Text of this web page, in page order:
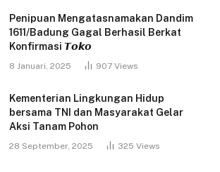
Penipuan Mengatasnamakan Dandim
1611/Badung Gagal Berhasil Berkat
Konfirmasi 𝙏𝙤𝙠𝙤
8 Januari, 2025 907 Views
Kementerian Lingkungan Hidup
bersama TNI dan Masyarakat Gelar
Aksi Tanam Pohon
28 September, 2025 325 Views